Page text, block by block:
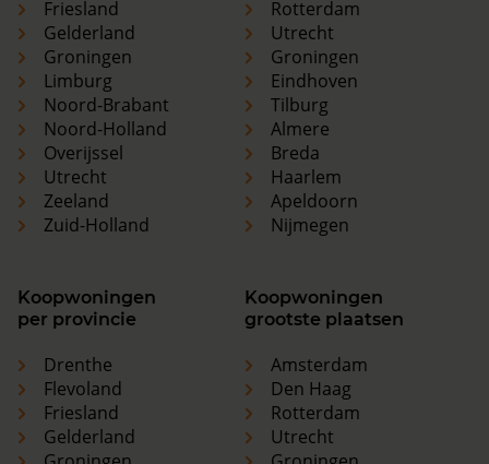
Friesland
Gelderland
Groningen
Limburg
Noord-Brabant
Noord-Holland
Overijssel
Utrecht
Zeeland
Zuid-Holland
Rotterdam
Utrecht
Groningen
Eindhoven
Tilburg
Almere
Breda
Haarlem
Apeldoorn
Nijmegen
Koopwoningen
per provincie
Drenthe
Flevoland
Friesland
Gelderland
Koopwoningen
grootste plaatsen
Amsterdam
Den Haag
Rotterdam
Utrecht